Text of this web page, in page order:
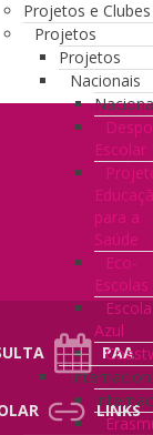
Projetos e Clubes
Projetos
Projetos
Nacionais
Escolar
para a
Saúde
Eco-
Escolas
Escola
Azul
PAA
LINKS